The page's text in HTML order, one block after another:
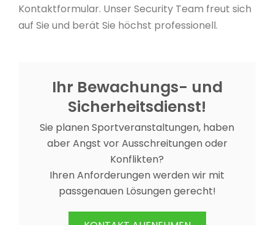
Kontaktformular. Unser Security Team freut sich
auf Sie und berät Sie höchst professionell.
Ihr Bewachungs- und
Sicherheitsdienst!
Sie planen Sportveranstaltungen, haben
aber Angst vor Ausschreitungen oder
Konflikten?
Ihren Anforderungen werden wir mit
passgenauen Lösungen gerecht!